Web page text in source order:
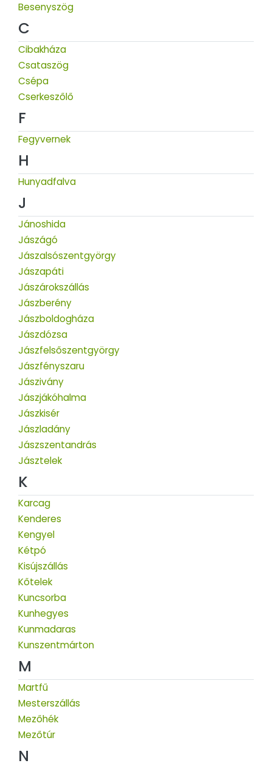
Besenyszög
C
Cibakháza
Csataszög
Csépa
Cserkeszőlő
F
Fegyvernek
H
Hunyadfalva
J
Jánoshida
Jászágó
Jászalsószentgyörgy
Jászapáti
Jászárokszállás
Jászberény
Jászboldogháza
Jászdózsa
Jászfelsőszentgyörgy
Jászfényszaru
Jászivány
Jászjákóhalma
Jászkisér
Jászladány
Jászszentandrás
Jásztelek
K
Karcag
Kenderes
Kengyel
Kétpó
Kisújszállás
Kőtelek
Kuncsorba
Kunhegyes
Kunmadaras
Kunszentmárton
M
Martfű
Mesterszállás
Mezőhék
Mezőtúr
N